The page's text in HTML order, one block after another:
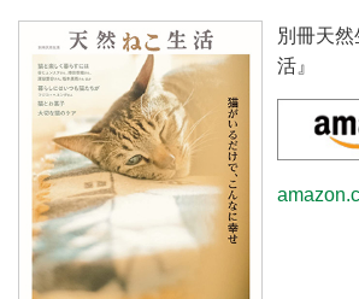
別冊天
活』